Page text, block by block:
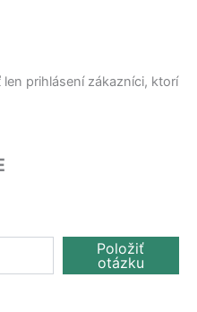
prihlásení zákazníci, ktorí
Položiť
otázku